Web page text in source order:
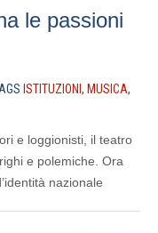
le passioni
ISTITUZIONI , MUSICA,
e loggionisti, il teatro
e polemiche. Ora
nazionale